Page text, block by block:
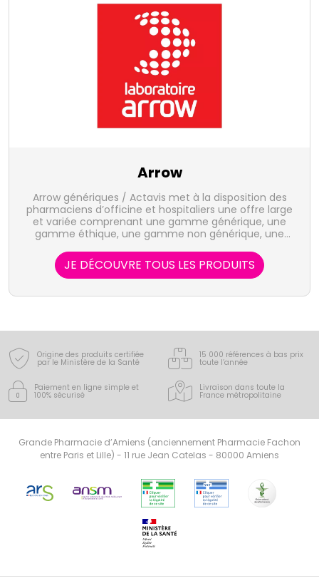
Arrow
Arrow génériques / Actavis met à la disposition des
pharmaciens d’officine et hospitaliers une offre large
et variée comprenant une gamme générique, une
gamme éthique, une gamme non générique, une
ainsi qu’une gamme dermo-cosmétique.
JE DÉCOUVRE TOUS LES PRODUITS
Origine des produits certifiée
par le Ministère de la Santé
15 000 références à bas prix
toute l’année
Paiement en ligne simple et
100% sécurisé
Livraison dans toute la
France métropolitaine
Grande Pharmacie d’Amiens (anciennement Pharmacie Fachon
entre Paris et Lille) - 11 rue Jean Catelas - 80000 Amiens